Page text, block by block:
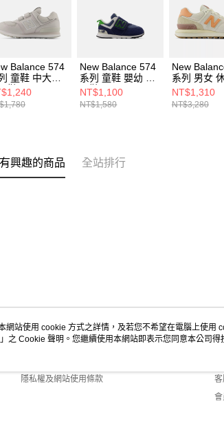
Balance 574
童鞋 中大童
鞋 PV574GS-
New Balance 574
系列 童鞋 嬰幼 休
閒鞋 NW574QBL-
W
NT$1,100
NT$1,580
New
系列 男女
U574LGCO-
NT$1,310
NT$3,280
興趣的商品 全站排行
關於我們
隱私權及網站使用條款
網站使用 cookie 方式之詳情，及若您不希望在電腦上使用
」之 Cookie 聲明。您繼續使用本網站即表示您同意本公司